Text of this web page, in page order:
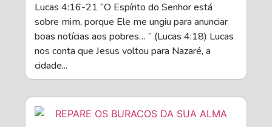
Lucas 4:16-21 “O Espírito do Senhor está
sobre mim, porque Ele me ungiu para anunciar
boas notícias aos pobres… ” (Lucas 4:18) Lucas
nos conta que Jesus voltou para Nazaré, a
cidade...